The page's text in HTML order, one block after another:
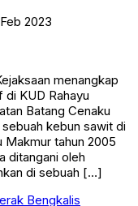
2023
menangkap
KUD Rahayu
Batang Cenaku
sebuah kebun sawit di
Makmur tahun 2005
ditangani oleh
di sebuah […]